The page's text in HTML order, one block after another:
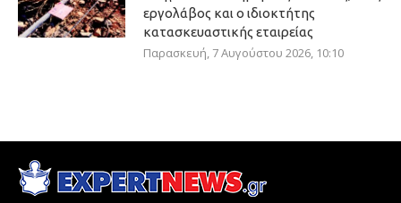
εργολάβος και ο ιδιοκτήτης
κατασκευαστικής εταιρείας
Παρασκευή, 7 Αυγούστου 2026, 10:10